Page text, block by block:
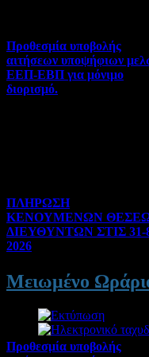
Προθεσμία υποβολής
αιτήσεων υποψήφιων
ΕΕΠ-ΕΒΠ για μόνιμο
διορισμό.
ΠΛΗΡΩΣΗ
ΚΕΝΟΥΜΕΝΩΝ
ΔΙΕΥΘΥΝΤΩΝ ΣΤΙΣ 31-
2026
Γενικού ενδιαφέροντος | 04-
08-2026 | Hits:203
Προθεσμία υποβολής
Μειωμένο